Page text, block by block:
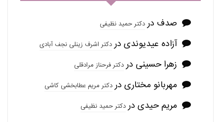
صدف دردکتر حمید نظیفی
آزاده عیدیوندی دردکتر اشرف زینلی نجف آبادی
زهرا حسینی دردکتر فرحناز مرادقلی
مهربانو مختاری دردکتر مریم عطابخشی کاشی
مریم حیدی دردکتر حمید نظیفی